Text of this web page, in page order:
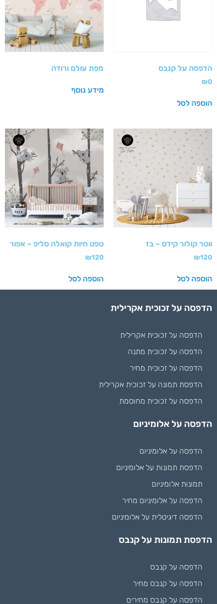
הדפסה על קנבס
₪0
הוספה לסל
מפת עולם ורודה
מידע נוסף
ווטר קולור קידס – בז
₪120
הוספה לסל
טפט חיות קואלה סליפ – אפור
₪120
הוספה לסל
הדפסה על זכוכית אקרילית
הדפסה על זכוכית אקרילית
הדפסה על זכוכית מתנה
הדפסה על זכוכית מחיר
הדפסת תמונה על זכוכית אקרילית
הדפסה על זכוכית מחוסמת
הדפסה על אלומיניום
הדפסה על אלומיניום
הדפסת תמונות על אלומיניום
תמונות אלומיניום
הדפסה על אלומיניום מחיר
הדפסה דיגיטלית על אלומיניום
הדפסת תמונות על קנבס
הדפסה על קנבס
הדפסה על קנבס מחיר
הדפסה על קנבס מחירים